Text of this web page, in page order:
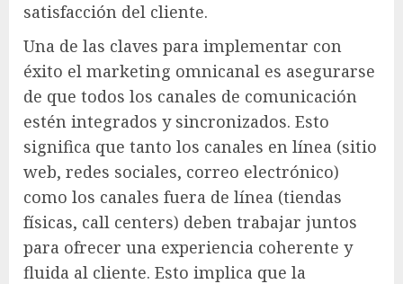
satisfacción del cliente.
Una de las claves para implementar con
éxito el marketing omnicanal es asegurarse
de que todos los canales de comunicación
estén integrados y sincronizados. Esto
significa que tanto los canales en línea (sitio
web, redes sociales, correo electrónico)
como los canales fuera de línea (tiendas
físicas, call centers) deben trabajar juntos
para ofrecer una experiencia coherente y
fluida al cliente. Esto implica que la